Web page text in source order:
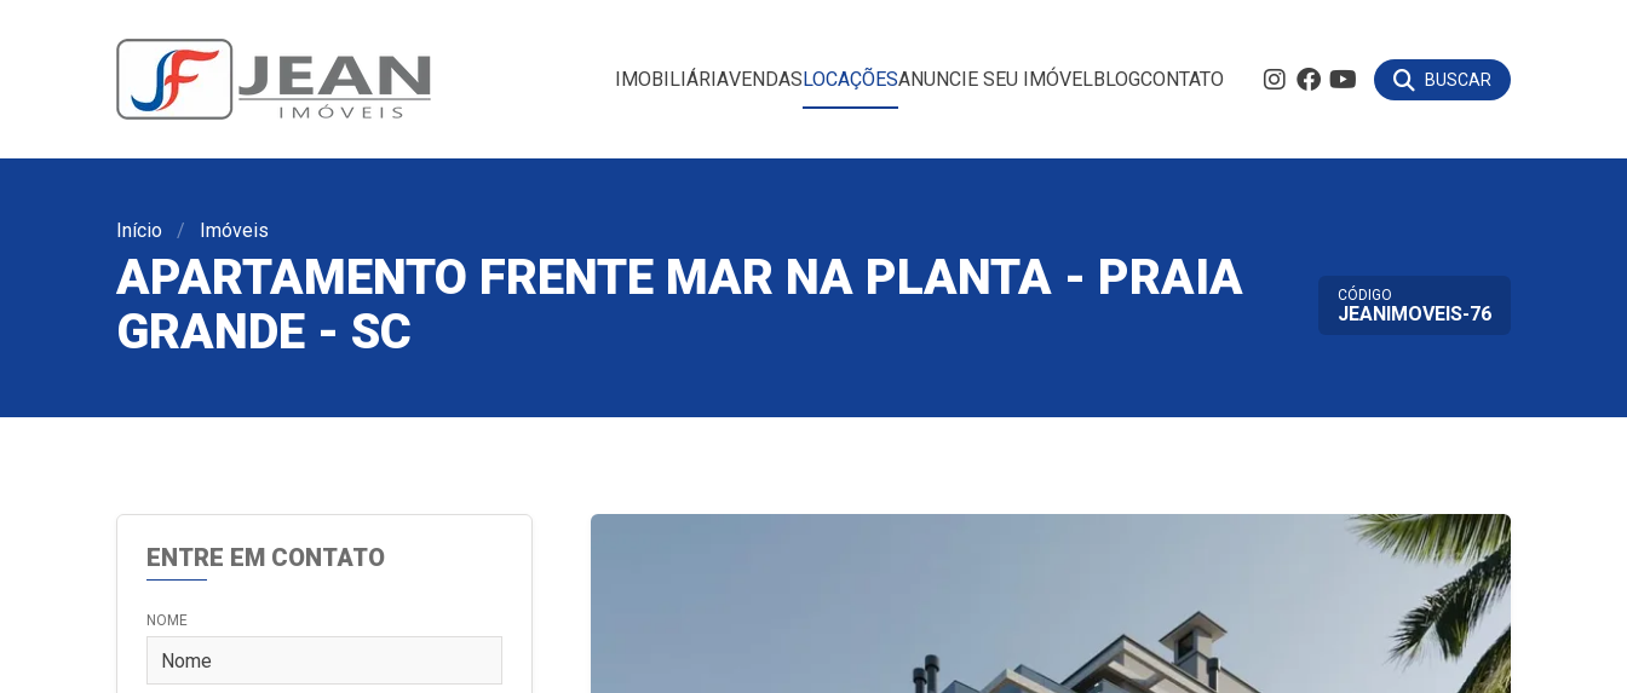
IMOBILIÁRIAVENDASLOCAÇÕESANUNCIE SEU IMÓVELBLOGCONTATO BUSCAR
Início Imóveis
APARTAMENTO FRENTE MAR NA PLANTA - PRAIA
GRANDE - SC
CÓDIGO
JEANIMOVEIS-76
ENTRE EM CONTATO
NOME